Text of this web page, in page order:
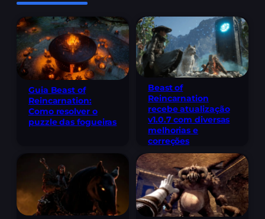
Guia Beast of
Reincarnation:
Como resolver o
puzzle das fogueiras
Beast of
Reincarnation
recebe atualização
v1.0.7 com diversas
melhorias e
correções